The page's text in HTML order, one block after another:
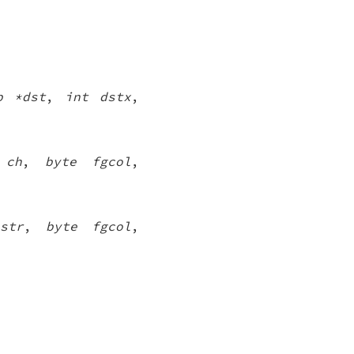
*dst, int dstx,
, byte fgcol ,
, byte fgcol ,